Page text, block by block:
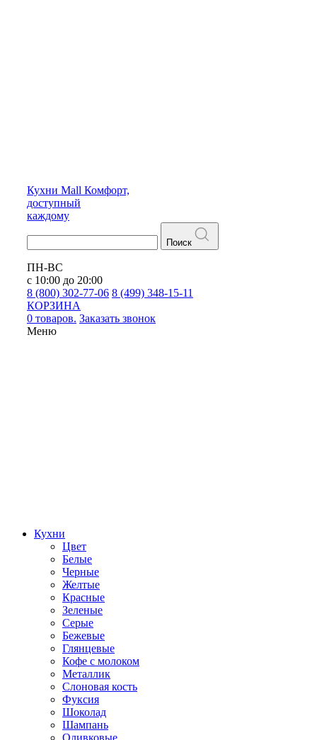
Кухни Mall Комфорт,
доступный
каждому
Поиск
ПН-ВС
с 10:00 до 20:00
8 (800) 302-77-06 8 (499) 348-15-11
КОРЗИНА
0 товаров. Заказать звонок
Меню
Кухни
Цвет
Белые
Черные
Желтые
Красные
Зеленые
Серые
Бежевые
Глянцевые
Кофе с молоком
Металлик
Слоновая кость
Фуксия
Шоколад
Шампань
Оливковые